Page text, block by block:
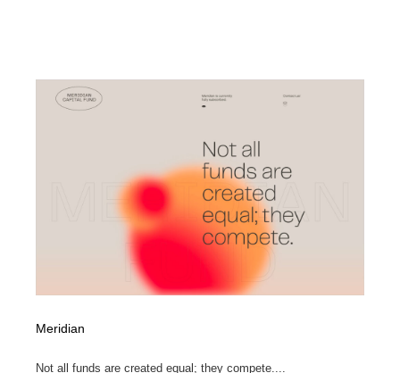
Meridian
Not all funds are created equal; they compete....